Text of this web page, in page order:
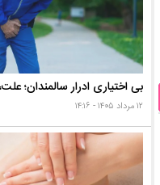
۱۲ مرداد ۱۴۰۵ - ۱۴:۱۶